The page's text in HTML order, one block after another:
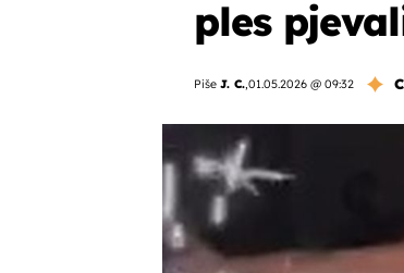
ples
Piše J. C.,01.05.2026 @ 09:32